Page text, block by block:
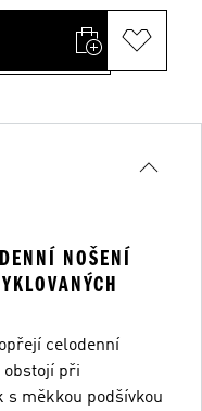
NOŠENÍ
celodenní
obstojí při
s měkkou podšívkou